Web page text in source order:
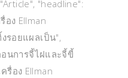
"headline":
อง Ellman
รอยแผลเป็น",
นการจี้ไฝและจี้ขี้
รื่อง Ellman